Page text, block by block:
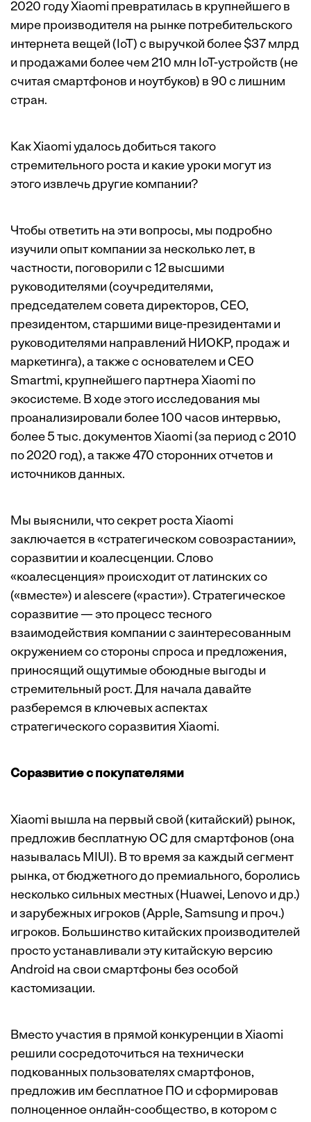
2020 году Xiaomi превратилась в крупнейшего в
мире производителя на рынке потребительского
интернета вещей (IoT) с выручкой более $37 млрд
и продажами более чем 210 млн IoT-устройств (не
считая смартфонов и ноутбуков) в 90 с лишним
стран.
Как Xiaomi удалось добиться такого
стремительного роста и какие уроки могут из
этого извлечь другие компании?
Чтобы ответить на эти вопросы, мы подробно
изучили опыт компании за несколько лет, в
частности, поговорили с 12 высшими
руководителями (соучредителями,
председателем совета директоров, CEO,
президентом, старшими вице-президентами и
руководителями направлений НИОКР, продаж и
маркетинга), а также с основателем и CEO
Smartmi, крупнейшего партнера Xiaomi по
экосистеме. В ходе этого исследования мы
проанализировали более 100 часов интервью,
более 5 тыс. документов Xiaomi (за период с 2010
по 2020 год), а также 470 сторонних отчетов и
источников данных.
Мы выяснили, что секрет роста Xiaomi
заключается в «стратегическом совозрастании»,
соразвитии и коалесценции. Слово
«коалесценция» происходит от латинских co
(«вместе») и alescere («расти»). Стратегическое
соразвитие — это процесс тесного
взаимодействия компании с заинтересованным
окружением со стороны спроса и предложения,
приносящий ощутимые обоюдные выгоды и
стремительный рост. Для начала давайте
разберемся в ключевых аспектах
стратегического соразвития Xiaomi.
Соразвитие с покупателями
Xiaomi вышла на первый свой (китайский) рынок,
предложив бесплатную ОС для смартфонов (она
называлась MIUI). В то время за каждый сегмент
рынка, от бюджетного до премиального, боролись
несколько сильных местных (Huawei, Lenovo и др.)
и зарубежных игроков (Apple, Samsung и проч.)
игроков. Большинство китайских производителей
просто устанавливали эту китайскую версию
Android на свои смартфоны без особой
кастомизации.
Вместо участия в прямой конкуренции в Xiaomi
решили сосредоточиться на технически
подкованных пользователях смартфонов,
предложив им бесплатное ПО и сформировав
полноценное онлайн-сообщество, в котором с